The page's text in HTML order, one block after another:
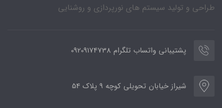
طراحی و تولید سیستم های نورپردازی و روشنایی
پشتیبانی واتساب تلگرام 09209174738
شیراز خیابان تحویلی کوچه 9 پلاک 54